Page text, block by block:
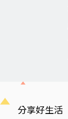
分享好生活